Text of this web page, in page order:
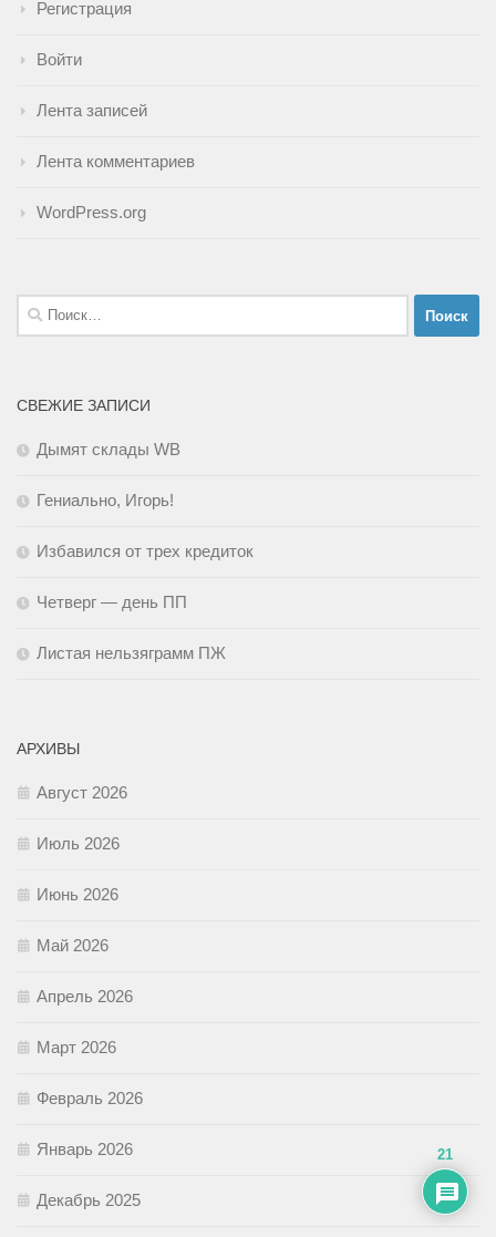
Регистрация
Войти
Лента записей
Лента комментариев
WordPress.org
Найти:
СВЕЖИЕ ЗАПИСИ
Дымят склады WB
Гениально, Игорь!
Избавился от трех кредиток
Четверг — день ПП
Листая нельзяграмм ПЖ
АРХИВЫ
Август 2026
Июль 2026
Июнь 2026
Май 2026
Апрель 2026
Март 2026
Февраль 2026
Январь 2026
Декабрь 2025
21